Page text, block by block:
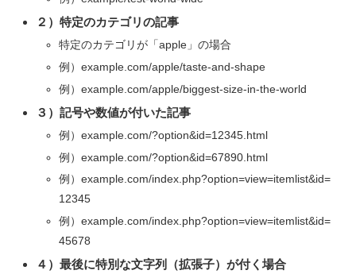
２）特定のカテゴリの記事
特定のカテゴリが「apple」の場合
例）example.com/apple/taste-and-shape
例）example.com/apple/biggest-size-in-the-world
３）記号や数値が付いた記事
例）example.com/?option&id=12345.html
例）example.com/?option&id=67890.html
例）example.com/index.php?option=view=itemlist&id=
12345
例）example.com/index.php?option=view=itemlist&id=
45678
４）最後に特別な文字列（拡張子）が付く場合